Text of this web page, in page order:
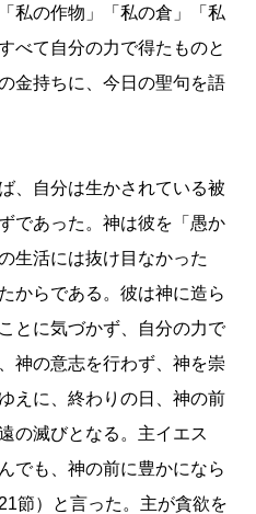
私の作物」「私の倉」「私
べて自分の力で得たものと
金持ちに、今日の聖句を語
、自分は生かされている被
であった 。 神は彼を「愚か
生活には抜け目なかった
からである。彼は神に造ら
とに気づかず、自分の力で
神の意志を行わず、神を崇
えに、終わりの日、神の前
の滅びとなる。主イエス
でも、神の前に豊かになら
節）と言った。主が貪欲を